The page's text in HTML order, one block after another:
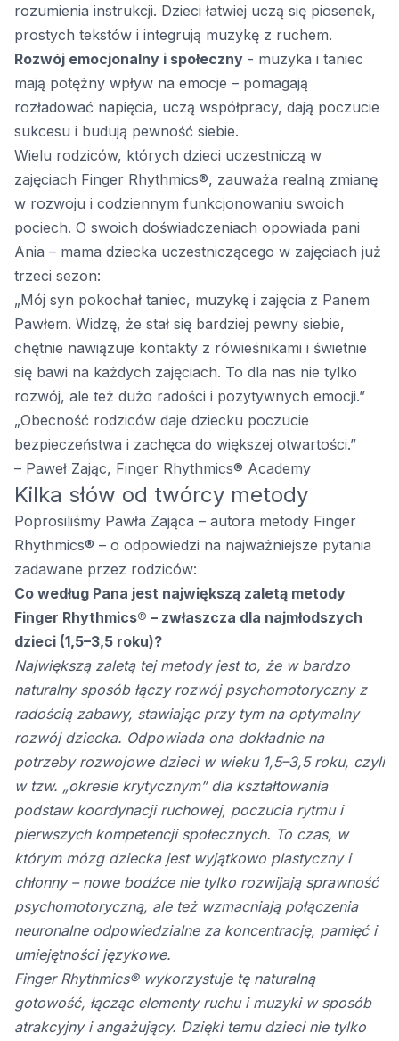
rozumienia instrukcji. Dzieci łatwiej uczą się piosenek,
prostych tekstów i integrują muzykę z ruchem.
Rozwój emocjonalny i społeczny - muzyka i taniec
mają potężny wpływ na emocje – pomagają
rozładować napięcia, uczą współpracy, dają poczucie
sukcesu i budują pewność siebie.
Wielu rodziców, których dzieci uczestniczą w
zajęciach Finger Rhythmics®, zauważa realną zmianę
w rozwoju i codziennym funkcjonowaniu swoich
pociech. O swoich doświadczeniach opowiada pani
Ania – mama dziecka uczestniczącego w zajęciach już
trzeci sezon:
„Mój syn pokochał taniec, muzykę i zajęcia z Panem
Pawłem. Widzę, że stał się bardziej pewny siebie,
chętnie nawiązuje kontakty z rówieśnikami i świetnie
się bawi na każdych zajęciach. To dla nas nie tylko
rozwój, ale też dużo radości i pozytywnych emocji.”
„Obecność rodziców daje dziecku poczucie
bezpieczeństwa i zachęca do większej otwartości.”
– Paweł Zając, Finger Rhythmics® Academy
Kilka słów od twórcy metody
Poprosiliśmy Pawła Zająca – autora metody Finger
Rhythmics® – o odpowiedzi na najważniejsze pytania
zadawane przez rodziców:
Co według Pana jest największą zaletą metody
Finger Rhythmics® – zwłaszcza dla najmłodszych
dzieci (1,5–3,5 roku)?
Największą zaletą tej metody jest to, że w bardzo
naturalny sposób łączy rozwój psychomotoryczny z
radością zabawy, stawiając przy tym na optymalny
rozwój dziecka. Odpowiada ona dokładnie na
potrzeby rozwojowe dzieci w wieku 1,5–3,5 roku, czyli
w tzw. „okresie krytycznym” dla kształtowania
podstaw koordynacji ruchowej, poczucia rytmu i
pierwszych kompetencji społecznych. To czas, w
którym mózg dziecka jest wyjątkowo plastyczny i
chłonny – nowe bodźce nie tylko rozwijają sprawność
psychomotoryczną, ale też wzmacniają połączenia
neuronalne odpowiedzialne za koncentrację, pamięć i
umiejętności językowe.
Finger Rhythmics® wykorzystuje tę naturalną
gotowość, łącząc elementy ruchu i muzyki w sposób
atrakcyjny i angażujący. Dzięki temu dzieci nie tylko